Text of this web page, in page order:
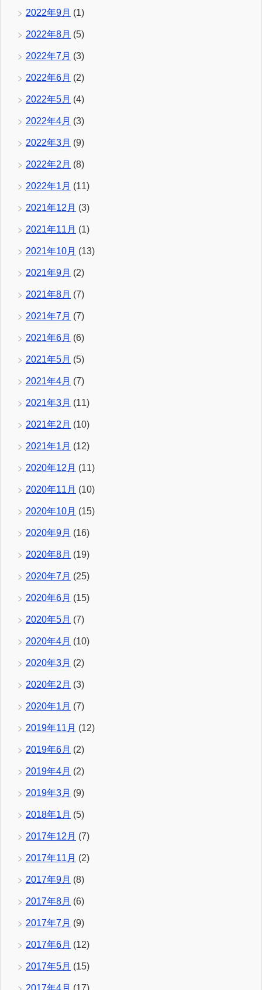
2022年9月 (1)
2022年8月 (5)
2022年7月 (3)
2022年6月 (2)
2022年5月 (4)
2022年4月 (3)
2022年3月 (9)
2022年2月 (8)
2022年1月 (11)
2021年12月 (3)
2021年11月 (1)
2021年10月 (13)
2021年9月 (2)
2021年8月 (7)
2021年7月 (7)
2021年6月 (6)
2021年5月 (5)
2021年4月 (7)
2021年3月 (11)
2021年2月 (10)
2021年1月 (12)
2020年12月 (11)
2020年11月 (10)
2020年10月 (15)
2020年9月 (16)
2020年8月 (19)
2020年7月 (25)
2020年6月 (15)
2020年5月 (7)
2020年4月 (10)
2020年3月 (2)
2020年2月 (3)
2020年1月 (7)
2019年11月 (12)
2019年6月 (2)
2019年4月 (2)
2019年3月 (9)
2018年1月 (5)
2017年12月 (7)
2017年11月 (2)
2017年9月 (8)
2017年8月 (6)
2017年7月 (9)
2017年6月 (12)
2017年5月 (15)